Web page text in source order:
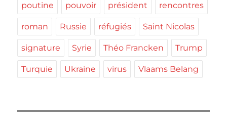
poutine pouvoir président rencontres
roman Russie réfugiés Saint Nicolas
signature Syrie Théo Francken Trump
Turquie Ukraine virus Vlaams Belang